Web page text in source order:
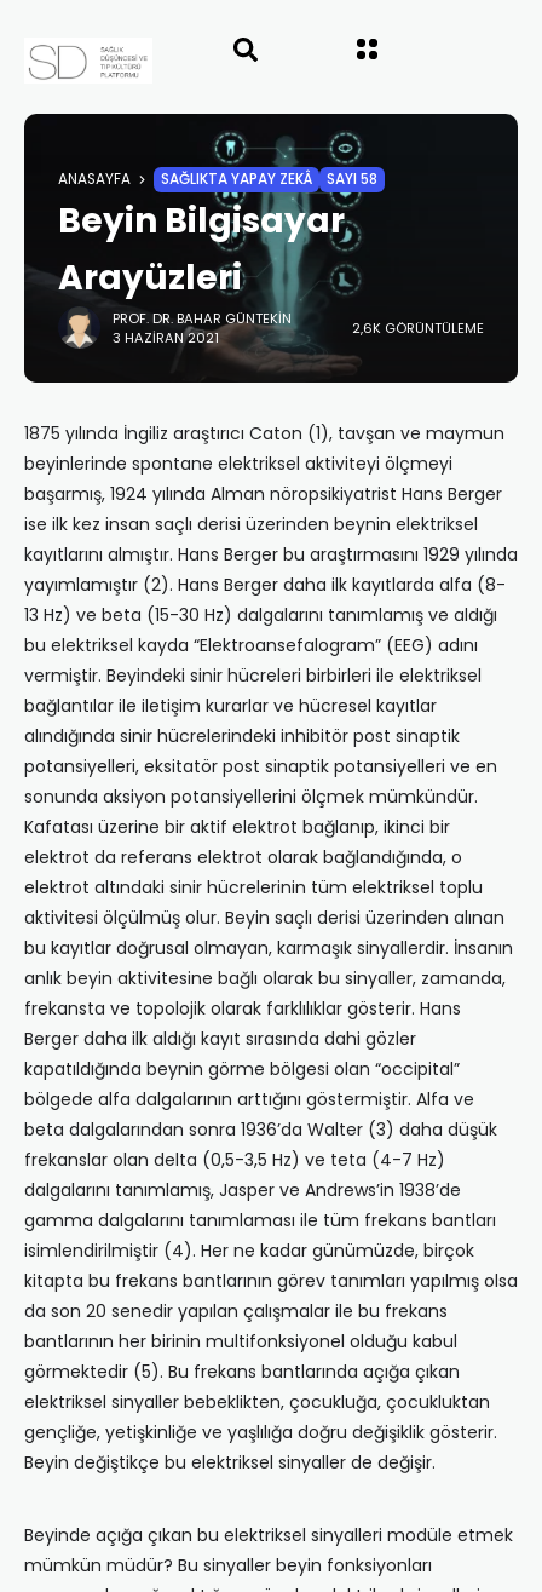
ANASAYFA SAĞLIKTA YAPAY ZEKÂ SAYI 58
Beyin Bilgisayar
Arayüzleri
PROF. DR. BAHAR GÜNTEKIN
3 HAZIRAN 2021
2,6K GÖRÜNTÜLEME
1875 yılında İngiliz araştırıcı Caton (1), tavşan ve maymun
beyinlerinde spontane elektriksel aktiviteyi ölçmeyi
başarmış, 1924 yılında Alman nöropsikiyatrist Hans Berger
ise ilk kez insan saçlı derisi üzerinden beynin elektriksel
kayıtlarını almıştır. Hans Berger bu araştırmasını 1929 yılında
yayımlamıştır (2). Hans Berger daha ilk kayıtlarda alfa (8-
13 Hz) ve beta (15-30 Hz) dalgalarını tanımlamış ve aldığı
bu elektriksel kayda “Elektroansefalogram” (EEG) adını
vermiştir. Beyindeki sinir hücreleri birbirleri ile elektriksel
bağlantılar ile iletişim kurarlar ve hücresel kayıtlar
alındığında sinir hücrelerindeki inhibitör post sinaptik
potansiyelleri, eksitatör post sinaptik potansiyelleri ve en
sonunda aksiyon potansiyellerini ölçmek mümkündür.
Kafatası üzerine bir aktif elektrot bağlanıp, ikinci bir
elektrot da referans elektrot olarak bağlandığında, o
elektrot altındaki sinir hücrelerinin tüm elektriksel toplu
aktivitesi ölçülmüş olur. Beyin saçlı derisi üzerinden alınan
bu kayıtlar doğrusal olmayan, karmaşık sinyallerdir. İnsanın
anlık beyin aktivitesine bağlı olarak bu sinyaller, zamanda,
frekansta ve topolojik olarak farklılıklar gösterir. Hans
Berger daha ilk aldığı kayıt sırasında dahi gözler
kapatıldığında beynin görme bölgesi olan “occipital”
bölgede alfa dalgalarının arttığını göstermiştir. Alfa ve
beta dalgalarından sonra 1936’da Walter (3) daha düşük
frekanslar olan delta (0,5-3,5 Hz) ve teta (4-7 Hz)
dalgalarını tanımlamış, Jasper ve Andrews’in 1938’de
gamma dalgalarını tanımlaması ile tüm frekans bantları
isimlendirilmiştir (4). Her ne kadar günümüzde, birçok
kitapta bu frekans bantlarının görev tanımları yapılmış olsa
da son 20 senedir yapılan çalışmalar ile bu frekans
bantlarının her birinin multifonksiyonel olduğu kabul
görmektedir (5). Bu frekans bantlarında açığa çıkan
elektriksel sinyaller bebeklikten, çocukluğa, çocukluktan
gençliğe, yetişkinliğe ve yaşlılığa doğru değişiklik gösterir.
Beyin değiştikçe bu elektriksel sinyaller de değişir.
Beyinde açığa çıkan bu elektriksel sinyalleri modüle etmek
mümkün müdür? Bu sinyaller beyin fonksiyonları